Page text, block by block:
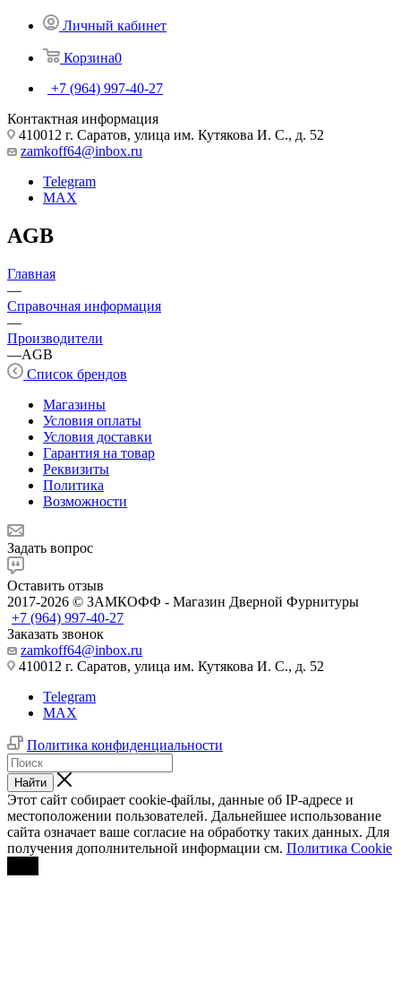
Личный кабинет
Корзина0
+7 (964) 997-40-27
Контактная информация
410012 г. Саратов, улица им. Кутякова И. С., д. 52
zamkoff64@inbox.ru
Telegram
MAX
AGB
Главная
—
Справочная информация
—
Производители
—AGB
Список брендов
Магазины
Условия оплаты
Условия доставки
Гарантия на товар
Реквизиты
Политика
Возможности
Задать вопрос
Оставить отзыв
2017-2026 © ЗАМКОФФ - Магазин Дверной Фурнитуры
+7 (964) 997-40-27
Заказать звонок
zamkoff64@inbox.ru
410012 г. Саратов, улица им. Кутякова И. С., д. 52
Telegram
MAX
Политика конфиденциальности
Найти
Этот сайт собирает cookie-файлы, данные об IP-адресе и
местоположении пользователей. Дальнейшее использование
сайта означает ваше согласие на обработку таких данных. Для
получения дополнительной информации см. Политика Cookie